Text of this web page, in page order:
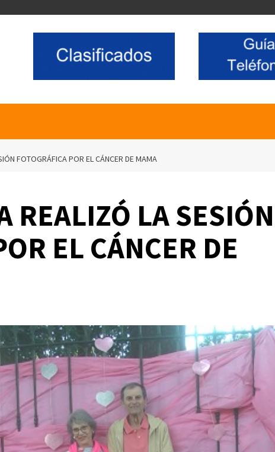
FOTOGRÁFICA POR EL CÁNCER DE MAMA
REALIZÓ LA SESIÓN
EL CÁNCER DE